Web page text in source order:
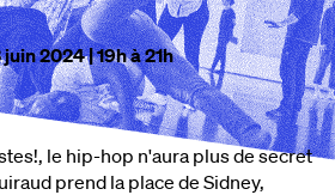
2024 | 19h à 21h
le hip-hop n'aura plus de secret
prend la place de Sidney,